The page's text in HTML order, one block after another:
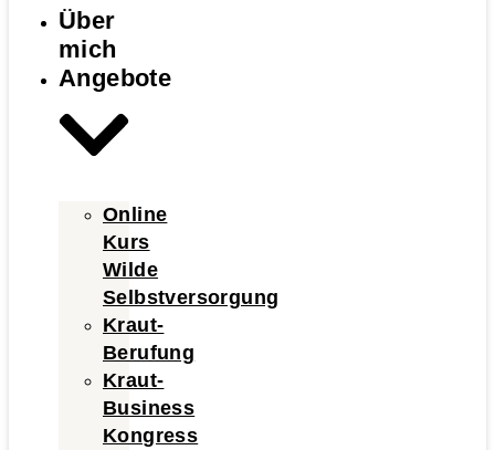
Über
mich
Angebote
Online
Kurs
Wilde
Selbstversorgung
Kraut-
Berufung
Kraut-
Business
Kongress